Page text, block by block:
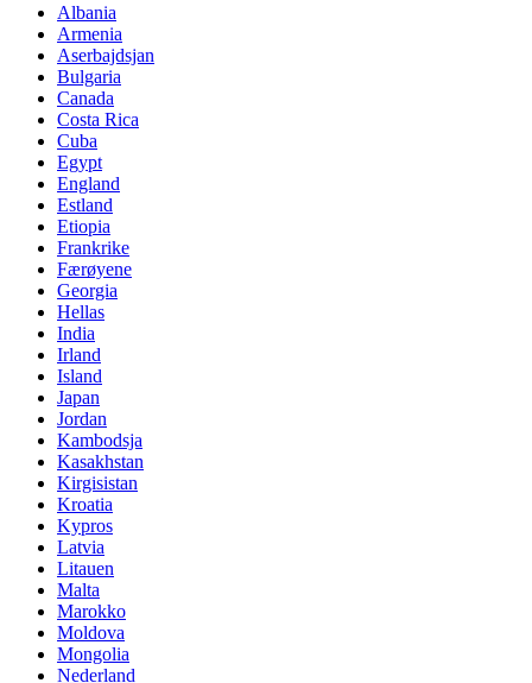
Albania
Armenia
Aserbajdsjan
Bulgaria
Canada
Costa Rica
Cuba
Egypt
England
Estland
Etiopia
Frankrike
Færøyene
Georgia
Hellas
India
Irland
Island
Japan
Jordan
Kambodsja
Kasakhstan
Kirgisistan
Kroatia
Kypros
Latvia
Litauen
Malta
Marokko
Moldova
Mongolia
Nederland